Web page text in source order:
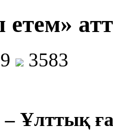
3583
– Ұлттық